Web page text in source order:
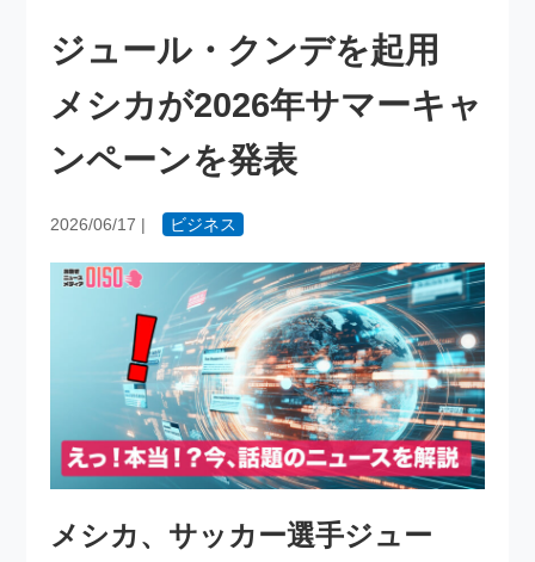
ジュール・クンデを起用
メシカが2026年サマーキャ
ンペーンを発表
2026/06/17 | ビジネス
メシカ、サッカー選手ジュー